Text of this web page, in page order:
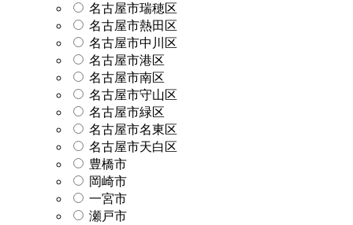
名古屋市瑞穂区
名古屋市熱田区
名古屋市中川区
名古屋市港区
名古屋市南区
名古屋市守山区
名古屋市緑区
名古屋市名東区
名古屋市天白区
豊橋市
岡崎市
一宮市
瀬戸市